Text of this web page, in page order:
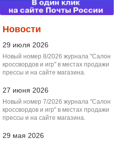
Новости
29 июля 2026
Новый номер 8/2026 журнала "Салон
кроссвордов и игр" в местах продажи
прессы и на сайте магазина.
27 июня 2026
Новый номер 7/2026 журнала "Салон
кроссвордов и игр" в местах продажи
прессы и на сайте магазина.
29 мая 2026